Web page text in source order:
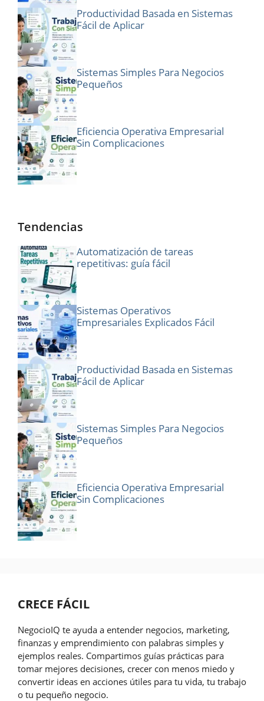
Productividad Basada en Sistemas
Fácil de Aplicar
Sistemas Simples Para Negocios
Pequeños
Eficiencia Operativa Empresarial
Sin Complicaciones
Tendencias
Automatización de tareas
repetitivas: guía fácil
Sistemas Operativos
Empresariales Explicados Fácil
Productividad Basada en Sistemas
Fácil de Aplicar
Sistemas Simples Para Negocios
Pequeños
Eficiencia Operativa Empresarial
Sin Complicaciones
CRECE FÁCIL
NegocioIQ te ayuda a entender negocios, marketing,
finanzas y emprendimiento con palabras simples y
ejemplos reales. Compartimos guías prácticas para
tomar mejores decisiones, crecer con menos miedo y
convertir ideas en acciones útiles para tu vida, tu trabajo
o tu pequeño negocio.